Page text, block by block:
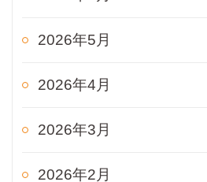
2026年5月
2026年4月
2026年3月
2026年2月